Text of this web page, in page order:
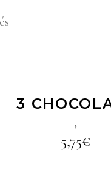
3
,
5,75€